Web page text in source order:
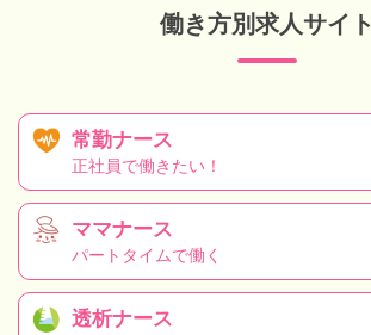
働き方別求人サイト
常勤ナース
正社員で働きたい！
ママナース
パートタイムで働く
透析ナース